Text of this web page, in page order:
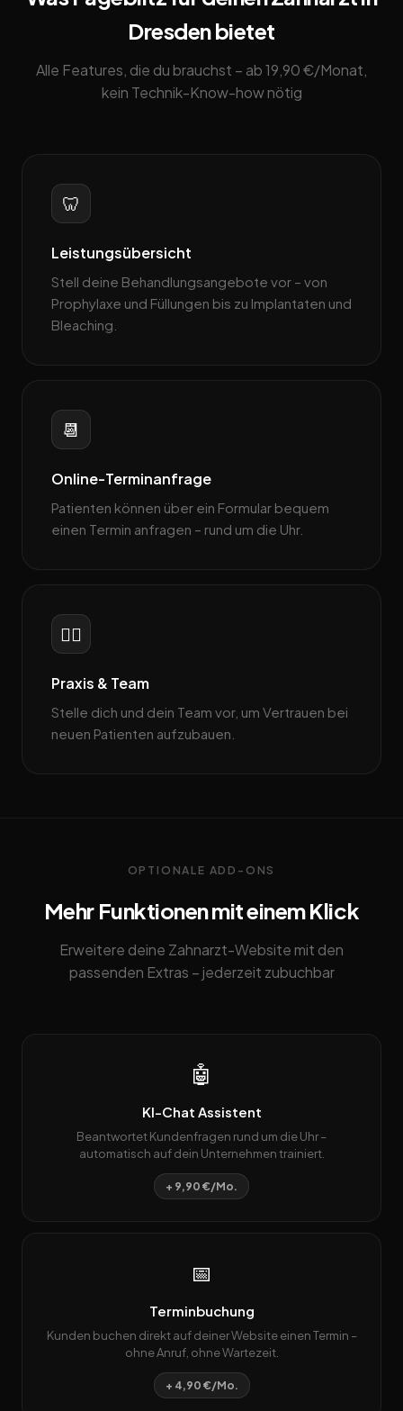
Dresden bietet
Alle Features, die du brauchst – ab 19,90 €/Monat,
kein Technik-Know-how nötig
🦷
Leistungsübersicht
Stell deine Behandlungsangebote vor – von
Prophylaxe und Füllungen bis zu Implantaten und
Bleaching.
📆
Online-Terminanfrage
Patienten können über ein Formular bequem
einen Termin anfragen – rund um die Uhr.
👨‍⚕️
Praxis & Team
Stelle dich und dein Team vor, um Vertrauen bei
neuen Patienten aufzubauen.
OPTIONALE ADD-ONS
Mehr Funktionen mit einem Klick
Erweitere deine Zahnarzt-Website mit den
passenden Extras – jederzeit zubuchbar
🤖
KI-Chat Assistent
Beantwortet Kundenfragen rund um die Uhr –
automatisch auf dein Unternehmen trainiert.
+ 9,90 €/Mo.
📅
Terminbuchung
Kunden buchen direkt auf deiner Website einen Termin –
ohne Anruf, ohne Wartezeit.
+ 4,90 €/Mo.